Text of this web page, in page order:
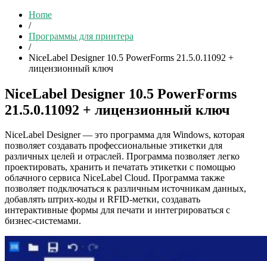
Home
/
Программы для принтера
/
NiceLabel Designer 10.5 PowerForms 21.5.0.11092 +
лицензионный ключ
NiceLabel Designer 10.5 PowerForms
21.5.0.11092 + лицензионный ключ
NiceLabel Designer — это программа для Windows, которая
позволяет создавать профессиональные этикетки для
различных целей и отраслей. Программа позволяет легко
проектировать, хранить и печатать этикетки с помощью
облачного сервиса NiceLabel Cloud. Программа также
позволяет подключаться к различным источникам данных,
добавлять штрих-коды и RFID-метки, создавать
интерактивные формы для печати и интегрироваться с
бизнес-системами.